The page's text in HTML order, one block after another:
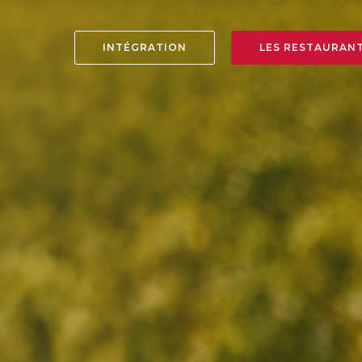
INTÉGRATION LES